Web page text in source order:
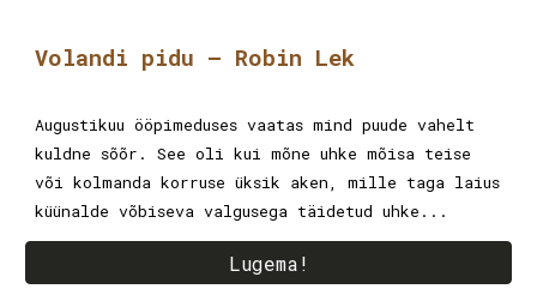
Volandi pidu – Robin Lek
Augustikuu ööpimeduses vaatas mind puude vahelt
kuldne sõõr. See oli kui mõne uhke mõisa teise
või kolmanda korruse üksik aken, mille taga laius
küünalde võbiseva valgusega täidetud uhke...
Lugema!